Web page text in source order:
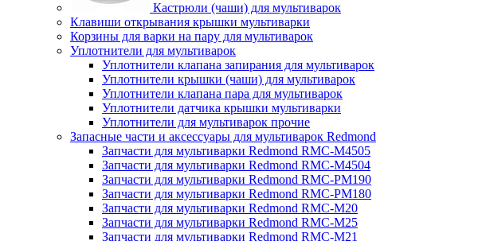
Кастрюли (чаши) для мультиварок
Клавиши открывания крышки мультиварки
Корзины для варки на пару для мультиварок
Уплотнители для мультиварок
Уплотнители клапана запирания для мультиварок
Уплотнители крышки (чаши) для мультиварок
Уплотнители клапана пара для мультиварок
Уплотнители датчика крышки мультиварки
Уплотнители для мультиварок прочие
Запасные части и аксессуары для мультиварок Redmond
Запчасти для мультиварки Redmond RMC-M4505
Запчасти для мультиварки Redmond RMC-M4504
Запчасти для мультиварки Redmond RMC-PM190
Запчасти для мультиварки Redmond RMC-PM180
Запчасти для мультиварки Redmond RMC-M20
Запчасти для мультиварки Redmond RMC-M25
Запчасти для мультиварки Redmond RMC-M21